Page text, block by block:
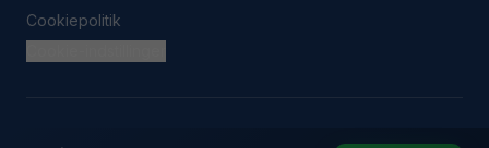
Cookiepolitik